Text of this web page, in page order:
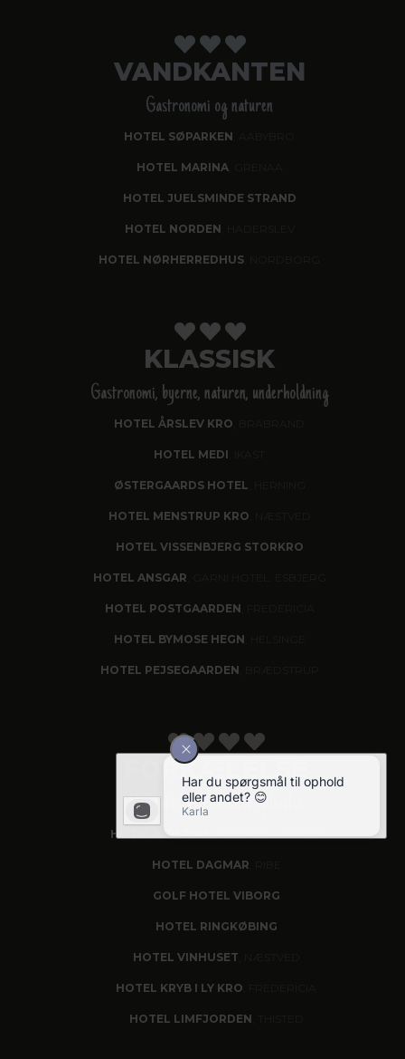
VANDKANTEN
Gastronomi og naturen
HOTEL SØPARKEN
HOTEL MARINA, GRENAA
HOTEL JUELSMINDE STRAND
HOTEL NORDEN
HOTEL NØRHERREDHUS
KLASSISK
Gastronomi, byerne, naturen, underholdning
HOTEL ÅRSLEV KRO
HOTEL MEDI
ØSTERGAARDS HOTEL
HOTEL MENSTRUP KRO
HOTEL VISSENBJERG STORKRO
HOTEL ANSGAR
HOTEL POSTGAARDEN
HOTEL BYMOSE HEGN
HOTEL PEJSEGAARDEN
FORKÆLELSE
Helstøbt gastronomisk oplevelse
HOTEL KIRSTINE, NÆSTVED - NYHED!
HOTEL DAGMAR
GOLF HOTEL VIBORG
HOTEL RINGKØBING
HOTEL VINHUSET
HOTEL KRYB I LY KRO
HOTEL LIMFJORDEN